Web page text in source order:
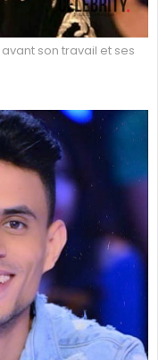
son travail et ses